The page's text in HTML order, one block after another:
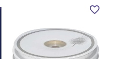
favorite_border